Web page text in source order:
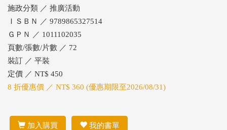
施政分類 ／ 推廣活動
ＩＳＢＮ ／ 9789865327514
ＧＰＮ ／ 1011102035
頁數/張數/片數 ／ 72
裝訂 ／ 平裝
定價 ／ NT$ 450
8 折優惠價 ／ NT$ 360 (優惠期限至2026/08/31)
加入購買 我的書單